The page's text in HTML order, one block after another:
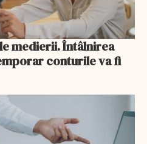
medierii. Întâlnirea
conturile va fi